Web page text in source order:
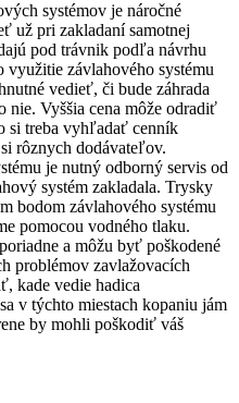
systémov je náročné
už pri zakladaní samotnej
pod trávnik podľa návrhu
využitie závlahového systému
vedieť, či bude záhrada
nie. Vyššia cena môže odradiť
si treba vyhľadať cenník
rôznych dodávateľov.
je nutný odborný servis od
systém zakladala. Trysky
bodom závlahového systému
pomocou vodného tlaku.
a môžu byť poškodené
problémov zavlažovacích
kade vedie hadica
v týchto miestach kopaniu jám
by mohli poškodiť váš